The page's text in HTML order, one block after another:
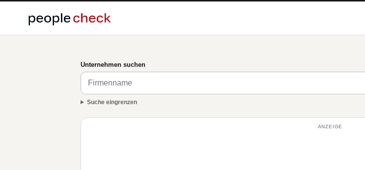
Unternehmen suchen
Suche eingrenzen
ANZEIGE